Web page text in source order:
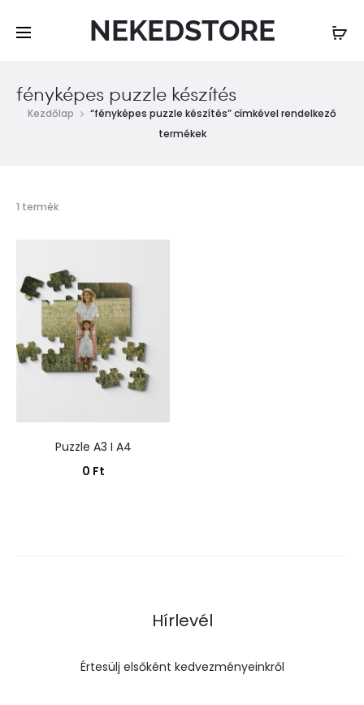
NEKEDSTORE
fényképes puzzle készítés
Kezdőlap
“fényképes puzzle készítés” címkével rendelkező
termékek
1 termékÖsszesen
Puzzle A3 I A4
0 Ft
Hírlevél
Értesülj elsőként kedvezményeinkről